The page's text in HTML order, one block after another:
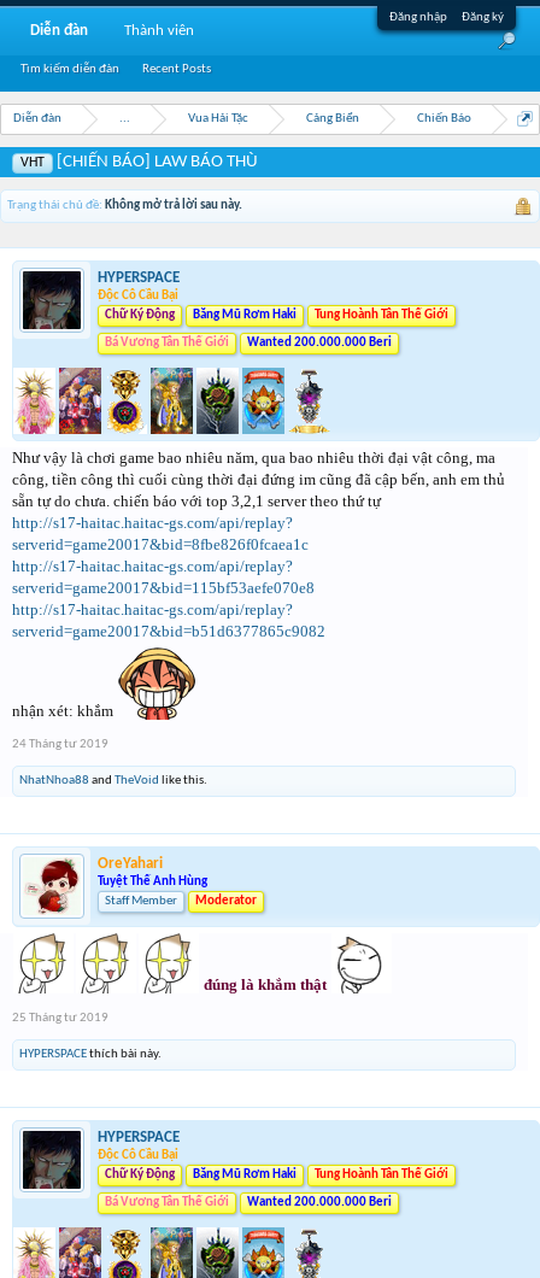
Đăng nhập Đăng ký
Diễn đàn ... Vua Hải Tặc Cảng Biển Chiến Báo
VHT [CHIẾN BÁO] LAW BÁO THÙ
Trạng thái chủ đề: Không mở trả lời sau này.
HYPERSPACE
Độc Cô Cầu Bại
Chữ Ký Động
Băng Mũ Rơm Haki Tung Hoành Tân Thế Giới
Bá Vương Tân Thế Giới Wanted 200.000.000 Beri
Như vậy là chơi game bao nhiêu năm, qua bao nhiêu thời đại vật công, ma
công, tiền công thì cuối cùng thời đại đứng im cũng đã cập bến, anh em thủ
sẵn tự do chưa. chiến báo với top 3,2,1 server theo thứ tự
http://s17-haitac.haitac-gs.com/api/replay?
serverid=game20017&bid=8fbe826f0fcaea1c
http://s17-haitac.haitac-gs.com/api/replay?
serverid=game20017&bid=115bf53aefe070e8
http://s17-haitac.haitac-gs.com/api/replay?
serverid=game20017&bid=b51d6377865c9082
nhận xét: khắm
24 Tháng tư 2019
NhatNhoa88 and TheVoid like this.
OreYahari
Tuyệt Thế Anh Hùng
Staff Member
Moderator
đúng là khắm thật
25 Tháng tư 2019
HYPERSPACEthích bài này.
HYPERSPACE
Độc Cô Cầu Bại
Chữ Ký Động
Băng Mũ Rơm Haki Tung Hoành Tân Thế Giới
Bá Vương Tân Thế Giới Wanted 200.000.000 Beri
Diễn đàn
Tìm kiếm diễn đàn Recent Posts
Thành viên